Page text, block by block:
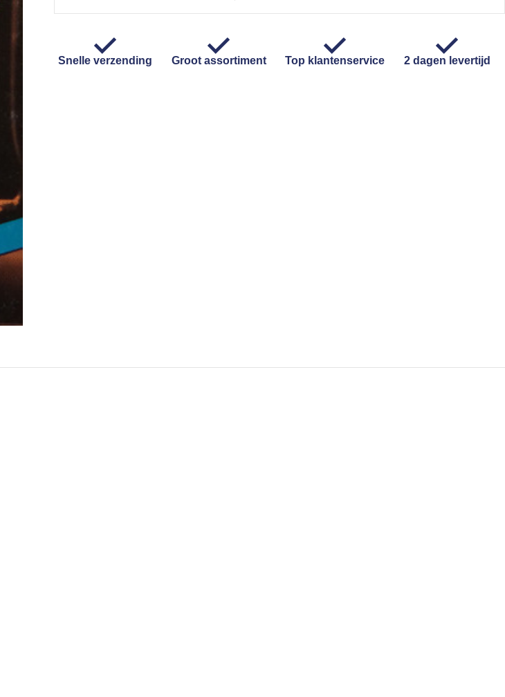
Snelle verzending Groot assortiment Top klantenservice 2 dagen levertijd